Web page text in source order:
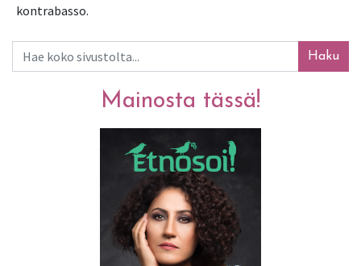
kontrabasso.
Haku
Mainosta tässä!